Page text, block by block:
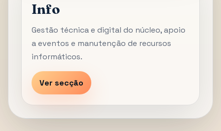
Info
Gestão técnica e digital do núcleo, apoio
a eventos e manutenção de recursos
informáticos.
Ver secção